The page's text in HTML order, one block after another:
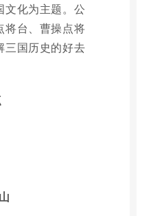
文化为主题。公
将台、曹操点将
三国历史的好去